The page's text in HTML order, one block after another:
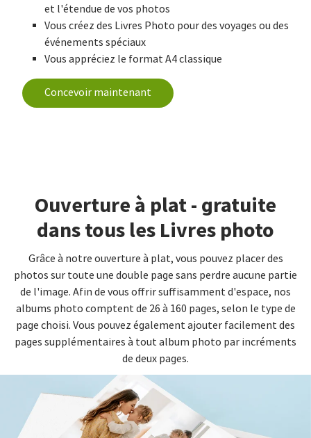
et l'étendue de vos photos
Vous créez des Livres Photo pour des voyages ou des
événements spéciaux
Vous appréciez le format A4 classique
Concevoir maintenant
Ouverture à plat - gratuite
dans tous les Livres photo
Grâce à notre ouverture à plat, vous pouvez placer des
photos sur toute une double page sans perdre aucune partie
de l'image. Afin de vous offrir suffisamment d'espace, nos
albums photo comptent de 26 à 160 pages, selon le type de
page choisi. Vous pouvez également ajouter facilement des
pages supplémentaires à tout album photo par incréments
de deux pages.